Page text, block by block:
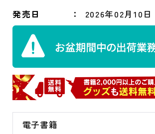
発売日 2026年02月10日
電子書籍